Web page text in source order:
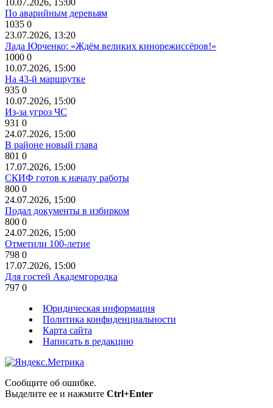
По аварийным деревьям
1035 0
23.07.2026, 13:20
Лада Юрченко: «Ждём великих кинорежиссёров!»
1000 0
10.07.2026, 15:00
На 43-й маршрутке
935 0
10.07.2026, 15:00
Из-за угроз ЧС
931 0
24.07.2026, 15:00
В районе новый глава
801 0
17.07.2026, 15:00
СКИФ готов к началу работы
800 0
24.07.2026, 15:00
Подал документы в избирком
800 0
24.07.2026, 15:00
Отметили 100-летие
798 0
17.07.2026, 15:00
Для гостей Академгородка
797 0
Юридическая информация
Политика конфиденциальности
Карта сайта
Написать в редакцию
Сообщите об ошибке.
Выделите ее и нажмите Ctrl+Enter